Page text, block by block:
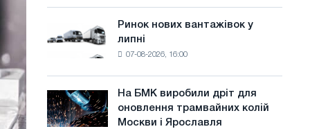
а
й
т
у
досягнення
цілей
декарбонізації
Ринок
нових
вантажівок
Ринок нових вантажівок у
липні
07-08-2026, 16:00
На
БМК
виробили
На БМК виробили дріт для
оновлення трамвайних колій
Москви і Ярославля